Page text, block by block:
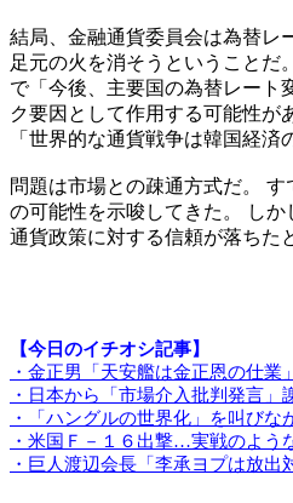
結局、金融通貨委員会は為替レ
足元の火を消そうということだ
で「今後、主要国の為替レート
ク要因として作用する可能性が
「世界的な通貨戦争は韓国経済
問題は市場との疎通方式だ。
の可能性を示唆してきた。 し
通貨政策に対する信頼が落ちた
【今日のイチオシ記事】
・金正男「天安艦は金正恩の仕
・日本から「市場介入批判発言」
・「ハングルの世界化」を叫び
・米国Ｆ－１６出撃…実戦のよう
・巨人渡辺会長「李承ヨプは放出